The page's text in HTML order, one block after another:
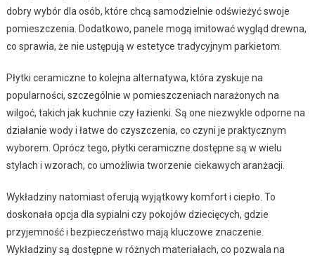
dobry wybór dla osób, które chcą samodzielnie odświeżyć swoje
pomieszczenia. Dodatkowo, panele mogą imitować wygląd drewna,
co sprawia, że nie ustępują w estetyce tradycyjnym parkietom.
Płytki ceramiczne to kolejna alternatywa, która zyskuje na
popularności, szczególnie w pomieszczeniach narażonych na
wilgoć, takich jak kuchnie czy łazienki. Są one niezwykle odporne na
działanie wody i łatwe do czyszczenia, co czyni je praktycznym
wyborem. Oprócz tego, płytki ceramiczne dostępne są w wielu
stylach i wzorach, co umożliwia tworzenie ciekawych aranżacji.
Wykładziny natomiast oferują wyjątkowy komfort i ciepło. To
doskonała opcja dla sypialni czy pokojów dziecięcych, gdzie
przyjemność i bezpieczeństwo mają kluczowe znaczenie.
Wykładziny są dostępne w różnych materiałach, co pozwala na